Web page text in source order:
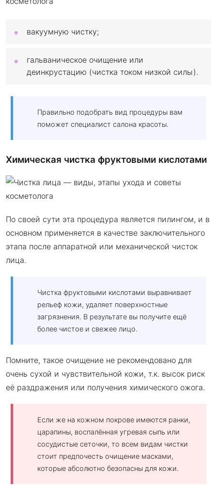
вакуумную чистку;
гальваническое очищение или
деинкрустацию (чистка током низкой силы).
Правильно подобрать вид процедуры вам
поможет специалист салона красоты.
Химическая чистка фруктовыми кислотами
По своей сути эта процедура является пилингом, и в
основном применяется в качестве заключительного
этапа после аппаратной или механической чисток
лица.
Чистка фруктовыми кислотами выравнивает
рельеф кожи, удаляет поверхностные
загрязнения. В результате вы получите ещё
более чистое и свежее лицо.
Помните, такое очищение не рекомендовано для
очень сухой и чувствительной кожи, т.к. высок риск
её раздражения или получения химического ожога.
Если же на кожном покрове имеются ранки,
царапины, воспалённая угревая сыпь или
сосудистые сеточки, то всем видам чистки
стоит предпочесть очищение масками,
которые абсолютно безопасны для кожи.